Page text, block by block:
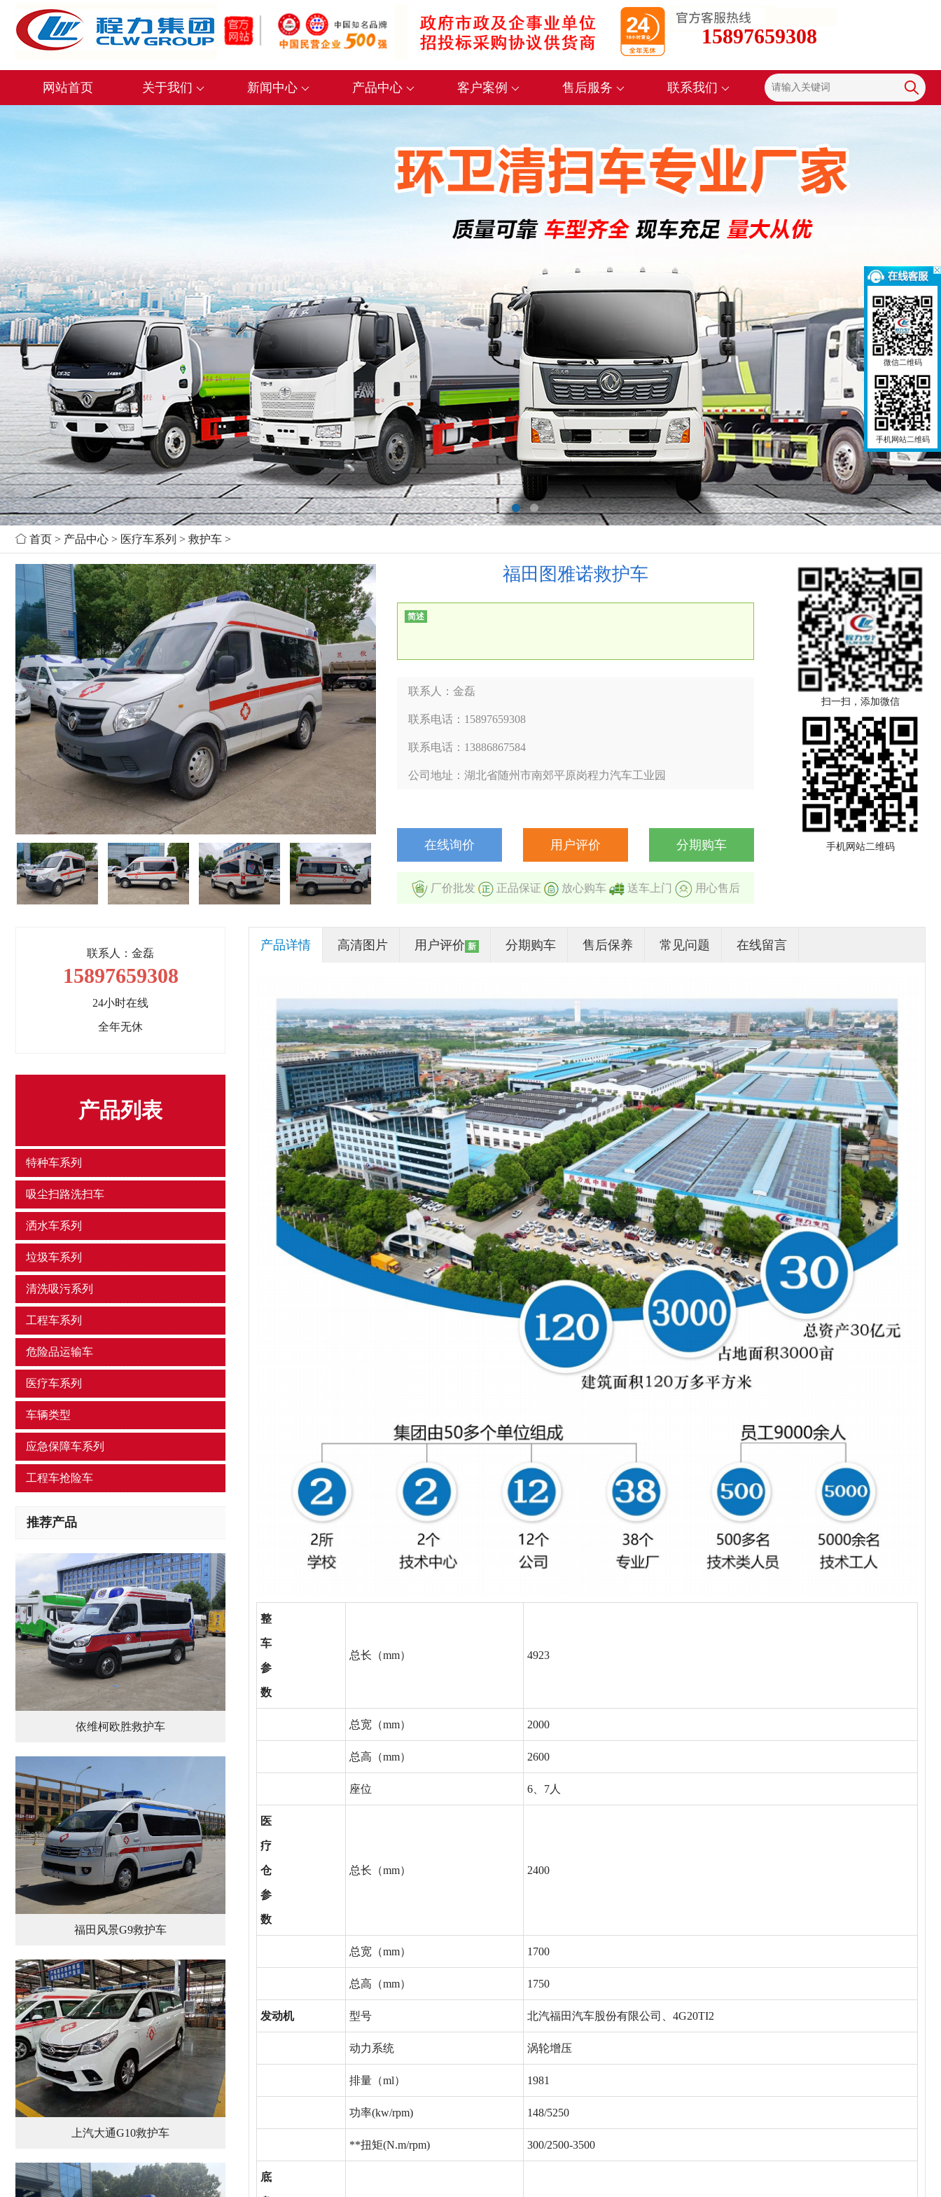
15897659308
网站首页 关于我们 新闻中心 产品中心 客户案例 售后服务 联系我们
 首页 > 产品中心 > 医疗车系列 > 救护车 >
福田图雅诺救护车
简述
联系人：金磊
联系电话：15897659308
联系电话：13886867584
公司地址：湖北省随州市南郊平原岗程力汽车工业园
在线询价 用户评价 分期购车
厂价批发 正品保证 放心购车 送车上门 用心售后
扫一扫，添加微信
手机网站二维码
联系人：金磊
15897659308
24小时在线
全年无休
产品列表
特种车系列
吸尘扫路洗扫车
洒水车系列
垃圾车系列
清洗吸污系列
工程车系列
危险品运输车
医疗车系列
车辆类型
应急保障车系列
工程车抢险车
推荐产品
依维柯欧胜救护车
福田风景G9救护车
上汽大通G10救护车
产品详情 高清图片 用户评价 新 分期购车 售后保养 常见问题 在线留言
整
车
参
数
总长（mm） 4923
总宽（mm） 2000
总高（mm） 2600
座位 6、7人
医
疗
仓
参
数
总长（mm） 2400
总宽（mm） 1700
总高（mm） 1750
发动机 型号 北汽福田汽车股份有限公司、4G20TI2
动力系统 涡轮增压
排量（ml） 1981
功率(kw/rpm) 148/5250
**扭矩(N.m/rpm) 300/2500-3500
底
微信二维码
手机网站二维码